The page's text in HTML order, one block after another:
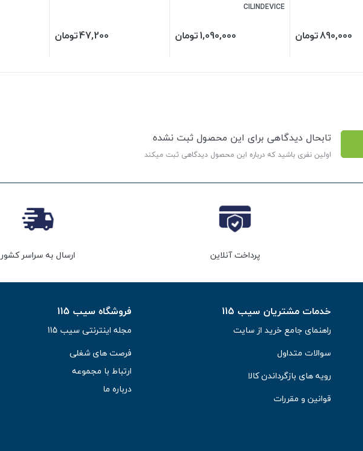
890,000تومان
CILINDEVICE
1,090,000تومان 47,200تومان
تابحال دیدگاهی برای این محصول ثبت نشده
اولین نفری باشید که درباره این محصول دیدگاهی ثبت میکند
پرداخت آنلاین ارسال به سراسر کشور
خدمات مشتریان سیب 115
راهنمای جامع خرید از سایت
سوالات متداول
رویه های بازگرداندن کالا
قوانین و مقررات
فروشگاه سیب 115
مجله اینترنتی سیب 115
فرصت های شغلی
ارتباط با مجموعه
درباره ما